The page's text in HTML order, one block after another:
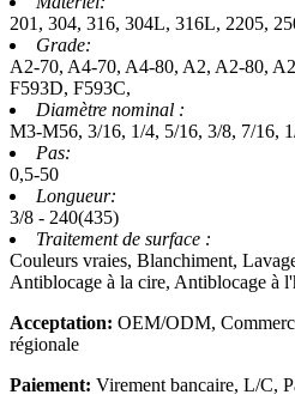
201, 304, 316, 304L, 316L, 2205,
Grade:
A2-70, A4-70, A4-80, A2, A2-80,
F593D, F593C,
Diamètre nominal :
M3-M56, 3/16, 1/4, 5/16, 3/8, 7/16,
Pas:
0,5-50
Longueur:
3/8 - 240(435)
Traitement de surface :
Couleurs vraies, Blanchiment,
Antiblocage à la cire, Antiblocage à
Acceptation: OEM/ODM,
régionale
Paiement: Virement bancaire, L/C,